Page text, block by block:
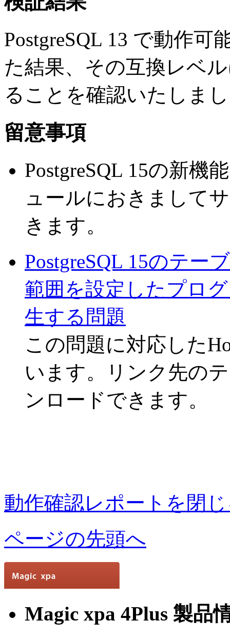
PostgreSQL 13 で動作
た結果、その互換レベ
ることを確認いたしま
留意事項
PostgreSQL 15の新機
ュールにおきまして
きます。
PostgreSQL 15のテー
範囲を設定したプロ
生する問題
この問題に対応した
います。リンク先の
ンロードできます。
動作確認レポートを閉
ページの先頭へ
Magic xpa 4Plus 製品